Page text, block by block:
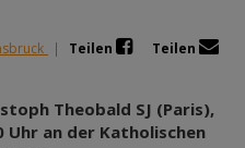
| Teilen
Teilen
Theobald SJ (Paris),
Uhr an der Katholischen